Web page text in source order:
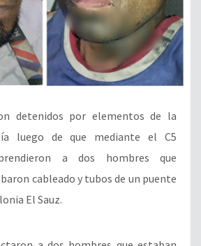
detenidos por elementos de la
luego de que mediante el C5
a dos hombres que
cableado y tubos de un puente
El Sauz.